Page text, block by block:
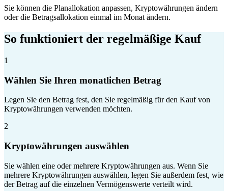
Sie können die Planallokation anpassen, Kryptowährungen ändern
oder die Betragsallokation einmal im Monat ändern.
So funktioniert der regelmäßige Kauf
1
Wählen Sie Ihren monatlichen Betrag
Legen Sie den Betrag fest, den Sie regelmäßig für den Kauf von
Kryptowährungen verwenden möchten.
2
Kryptowährungen auswählen
Sie wählen eine oder mehrere Kryptowährungen aus. Wenn Sie
mehrere Kryptowährungen auswählen, legen Sie außerdem fest, wie
der Betrag auf die einzelnen Vermögenswerte verteilt wird.